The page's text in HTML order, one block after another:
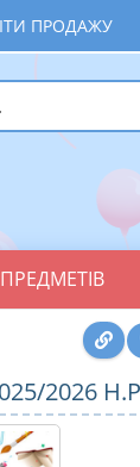
ПРОДАЖУ
2026